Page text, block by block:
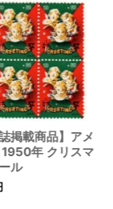
誌掲載商品】アメ
1950年 クリスマ
ル